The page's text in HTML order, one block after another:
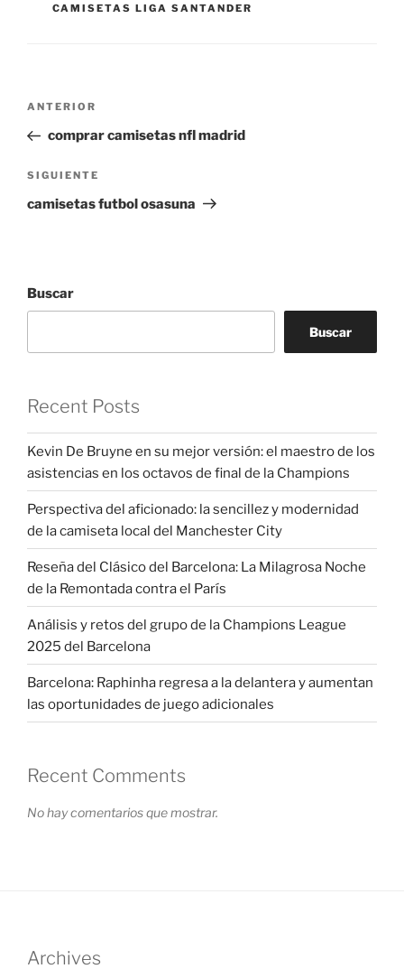
CAMISETAS LIGA SANTANDER
Navegación
entradas
Entrada
anterior:
ANTERIOR
comprar camisetas nfl madrid
Siguiente
entrada
SIGUIENTE
camisetas futbol osasuna
Buscar
Buscar
Recent Posts
Kevin De Bruyne en su mejor versión: el maestro de los
asistencias en los octavos de final de la Champions
Perspectiva del aficionado: la sencillez y modernidad
de la camiseta local del Manchester City
Reseña del Clásico del Barcelona: La Milagrosa Noche
de la Remontada contra el París
Análisis y retos del grupo de la Champions League
2025 del Barcelona
Barcelona: Raphinha regresa a la delantera y aumentan
las oportunidades de juego adicionales
Recent Comments
No hay comentarios que mostrar.
Archives